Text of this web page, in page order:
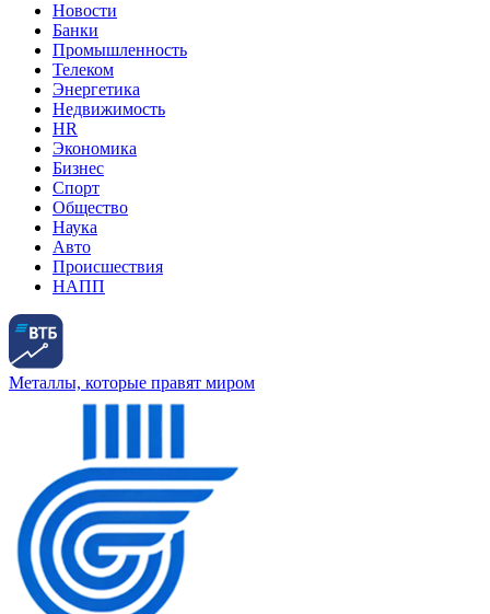
Новости
Банки
Промышленность
Телеком
Энергетика
Недвижимость
HR
Экономика
Бизнес
Спорт
Общество
Наука
Авто
Происшествия
НАПП
Металлы, которые правят миром